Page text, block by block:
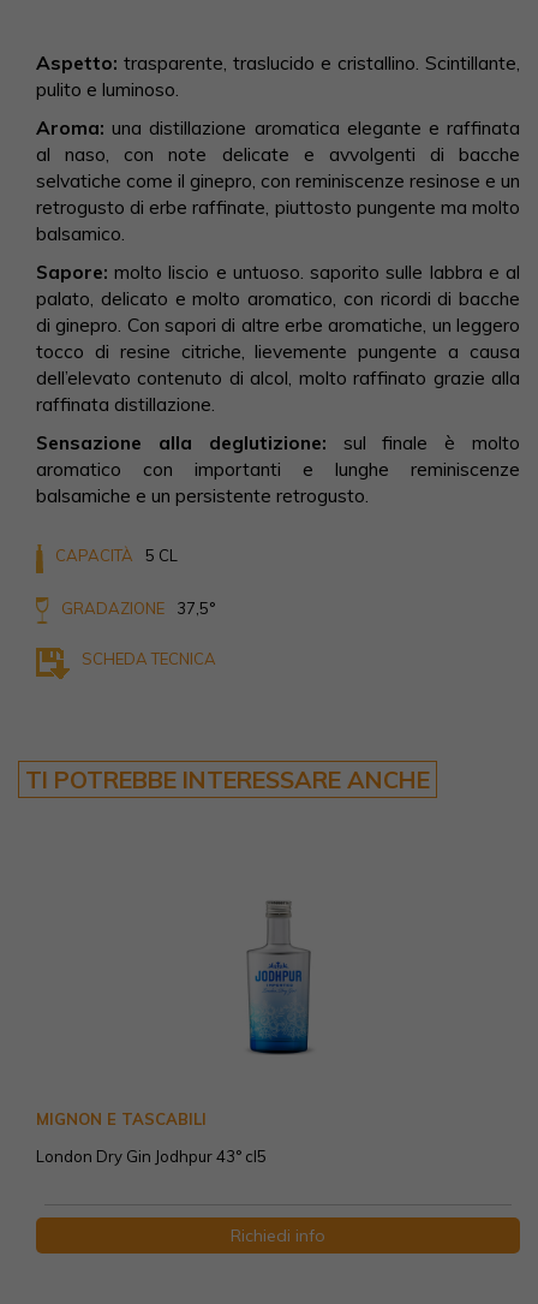
Aspetto: trasparente, traslucido e cristallino. Scintillante,
pulito e luminoso.
Aroma: una distillazione aromatica elegante e raffinata
al naso, con note delicate e avvolgenti di bacche
selvatiche come il ginepro, con reminiscenze resinose e un
retrogusto di erbe raffinate, piuttosto pungente ma molto
balsamico.
Sapore: molto liscio e untuoso. saporito sulle labbra e al
palato, delicato e molto aromatico, con ricordi di bacche
di ginepro. Con sapori di altre erbe aromatiche, un leggero
tocco di resine citriche, lievemente pungente a causa
dell’elevato contenuto di alcol, molto raffinato grazie alla
raffinata distillazione.
Sensazione alla deglutizione: sul finale è molto
aromatico con importanti e lunghe reminiscenze
balsamiche e un persistente retrogusto.
CAPACITÀ 5 CL
GRADAZIONE 37,5°
SCHEDA TECNICA
TI POTREBBE INTERESSARE ANCHE
MIGNON E TASCABILI
London Dry Gin Jodhpur 43° cl5
Richiedi info